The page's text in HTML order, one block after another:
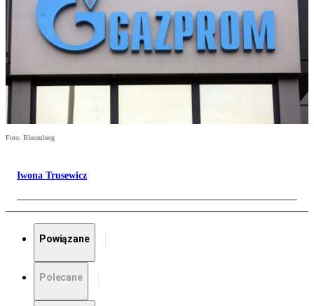
Foto: Bloomberg
Iwona Trusewicz
Powiązane
Polecane